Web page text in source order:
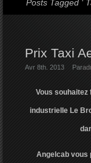
Posts Tagged ‘
Prix Taxi
Avr 8th. 2013 Par
Vous souhaitez
industrielle Le
Angelcab vous